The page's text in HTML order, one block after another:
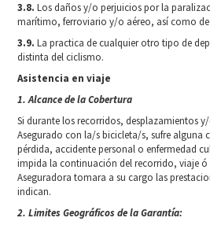
3.8. Los daños y/o perjuicios por la
marítimo, ferroviario y/o aéreo, así como de
3.9. La practica de cualquier otro tipo de
distinta del ciclismo.
Asistencia en viaje
1. Alcance de la Cobertura
Si durante los recorridos, desplazamientos
Asegurado con la/s bicicleta/s, sufre alguna
pérdida, accidente personal o enfermedad
impida la continuación del recorrido, viaje
Aseguradora tomara a su cargo las
indican.
2. Limites Geográficos de la Garantía: